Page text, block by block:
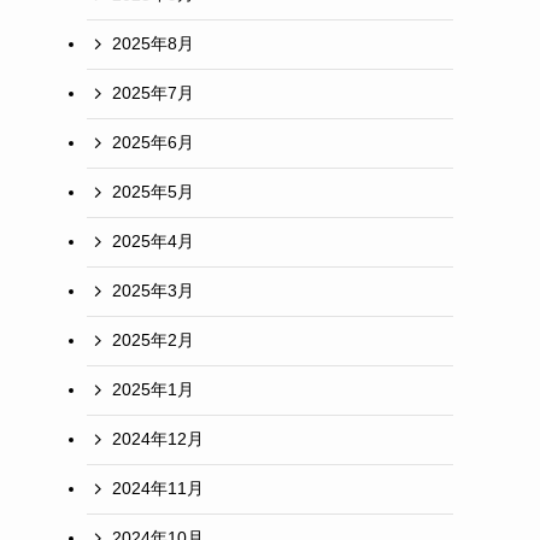
2025年8月
2025年7月
2025年6月
2025年5月
2025年4月
2025年3月
2025年2月
2025年1月
2024年12月
2024年11月